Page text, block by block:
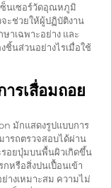
ซ็นเซอร์วัดอุณหภูมิ
จะช่วยให้ผู้ปฏิบัติงาน
ษาเฉพาะอย่าง และ
ชิ้นส่วนอย่างไรเมื่อใช้
รเสื่อมถอย
มักแสดงรูปแบบการ
รถตรวจสอบได้ผ่าน
อยบุ๋มบนพื้นผิวเกิดขึ้น
หรือสิ่งปนเปื้อนเข้า
างเหมาะสม ความไม่